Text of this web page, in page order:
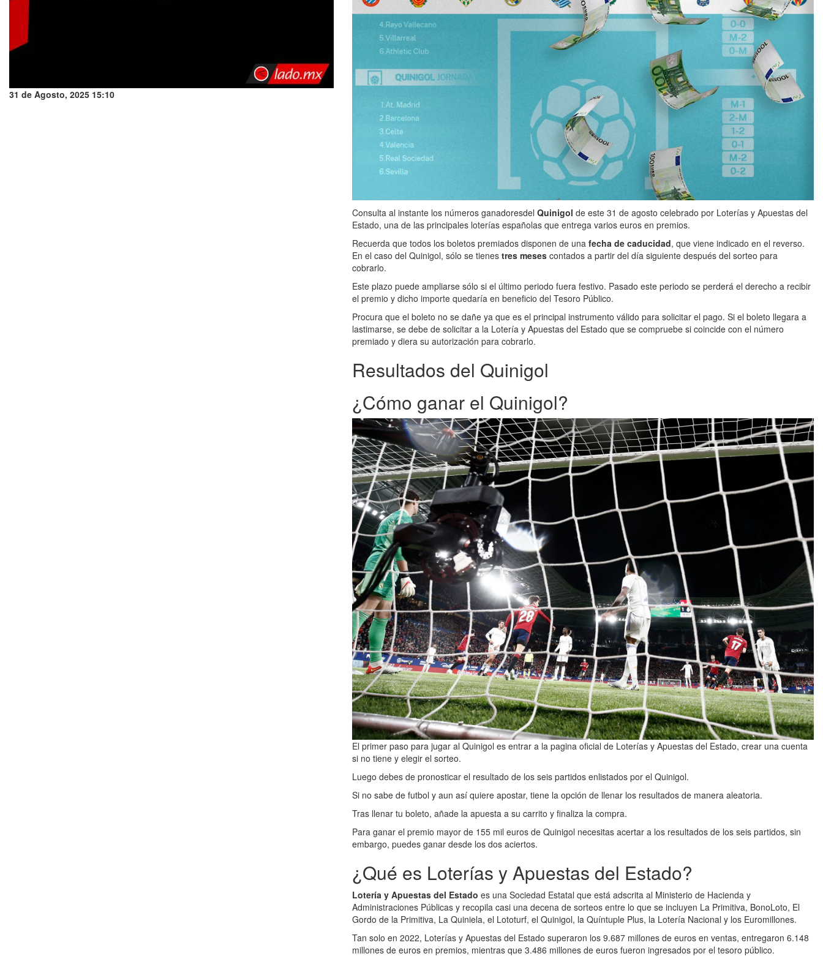
31 de Agosto, 2025 15:10
Consulta al instante los números ganadoresdel Quinigol de este 31 de agosto celebrado por Loterías y Apuestas del
Estado, una de las principales loterías españolas que entrega varios euros en premios.
Recuerda que todos los boletos premiados disponen de una fecha de caducidad, que viene indicado en el reverso.
En el caso del Quinigol, sólo se tienes tres meses contados a partir del día siguiente después del sorteo para
cobrarlo.
Este plazo puede ampliarse sólo si el último periodo fuera festivo. Pasado este periodo se perderá el derecho a recibir
el premio y dicho importe quedaría en beneficio del Tesoro Público.
Procura que el boleto no se dañe ya que es el principal instrumento válido para solicitar el pago. Si el boleto llegara a
lastimarse, se debe de solicitar a la Lotería y Apuestas del Estado que se compruebe si coincide con el número
premiado y diera su autorización para cobrarlo.
Resultados del Quinigol
¿Cómo ganar el Quinigol?
El primer paso para jugar al Quinigol es entrar a la pagina oficial de Loterías y Apuestas del Estado, crear una cuenta
si no tiene y elegir el sorteo.
Luego debes de pronosticar el resultado de los seis partidos enlistados por el Quinigol.
Si no sabe de futbol y aun así quiere apostar, tiene la opción de llenar los resultados de manera aleatoria.
Tras llenar tu boleto, añade la apuesta a su carrito y finaliza la compra.
Para ganar el premio mayor de 155 mil euros de Quinigol necesitas acertar a los resultados de los seis partidos, sin
embargo, puedes ganar desde los dos aciertos.
¿Qué es Loterías y Apuestas del Estado?
Lotería y Apuestas del Estado es una Sociedad Estatal que está adscrita al Ministerio de Hacienda y
Administraciones Públicas y recopila casi una decena de sorteos entre lo que se incluyen La Primitiva, BonoLoto, El
Gordo de la Primitiva, La Quiniela, el Lototurf, el Quinigol, la Quíntuple Plus, la Lotería Nacional y los Euromillones.
Tan solo en 2022, Loterías y Apuestas del Estado superaron los 9.687 millones de euros en ventas, entregaron 6.148
millones de euros en premios, mientras que 3.486 millones de euros fueron ingresados por el tesoro público.